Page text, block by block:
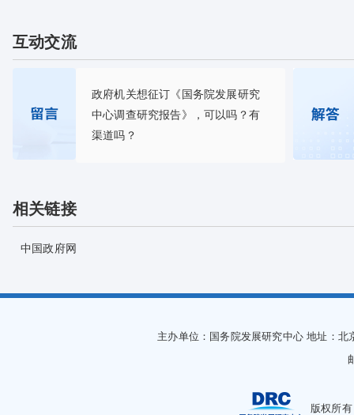
互动交流
政府机关想征订《国务院发展研究
中心调查研究报告》，可以吗？有
渠道吗？
相关链接
中国政府网
主办单位：国务院发展研究中心 地址：北
版权所有